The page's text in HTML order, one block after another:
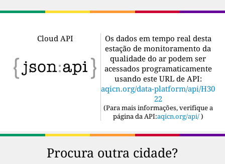
Cloud API
Os dados em tempo real desta
estação de monitoramento da
qualidade do ar podem ser
acessados programaticamente
usando este URL de API:
aqicn.org/data-platform/api/H30
22
(Para mais informações, verifique a
página da API:aqicn.org/api/ )
Procura outra cidade?